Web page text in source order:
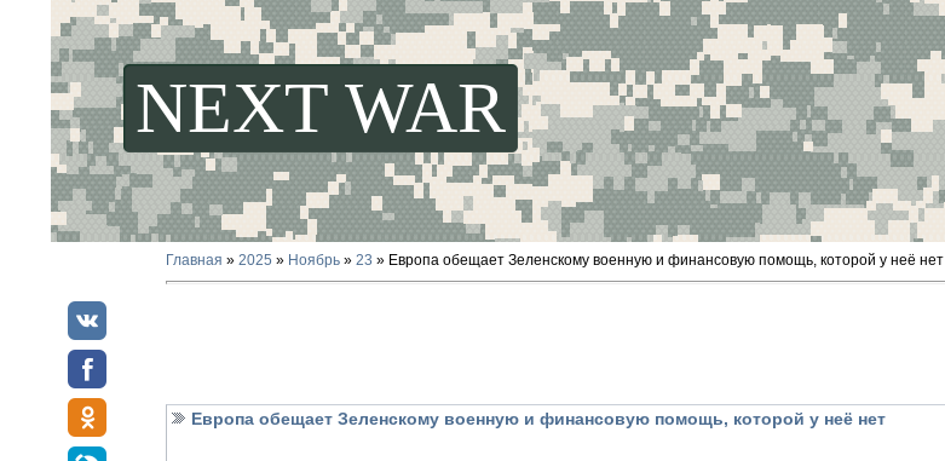
NEXT WAR
Главная » 2025 » Ноябрь » 23 » Европа обещает Зеленскому военную и финансовую помощь, которой у неё нет
Европа обещает Зеленскому военную и финансовую помощь, которой у неё нет